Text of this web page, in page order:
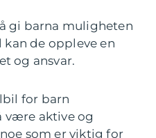
gi barna muligheten
de oppleve en
og ansvar.
for barn
være aktive og
som er viktig for